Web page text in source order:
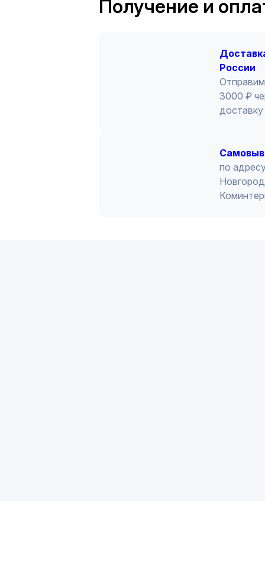
Получение и
России
3000 ₽
по